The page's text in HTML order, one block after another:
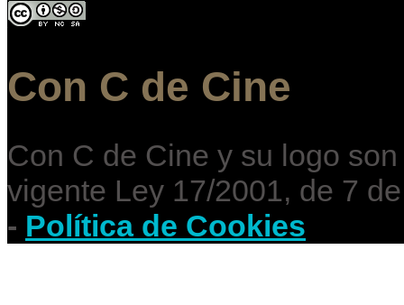
Con C de Cine
Con C de Cine y su logo
vigente Ley 17/2001, de 7
- Política de Cookies